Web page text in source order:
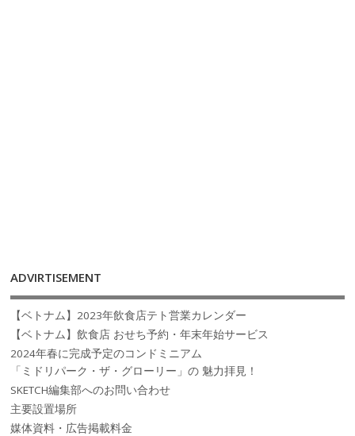
ADVIRTISEMENT
【ベトナム】2023年飲食店テト営業カレンダー
【ベトナム】飲食店 おせち予約・年末年始サービス
2024年春に完成予定のコンドミニアム
「ミドリパーク・ザ・グローリー」の 魅力拝見！
SKETCH編集部へのお問い合わせ
主要設置場所
媒体資料・広告掲載料金